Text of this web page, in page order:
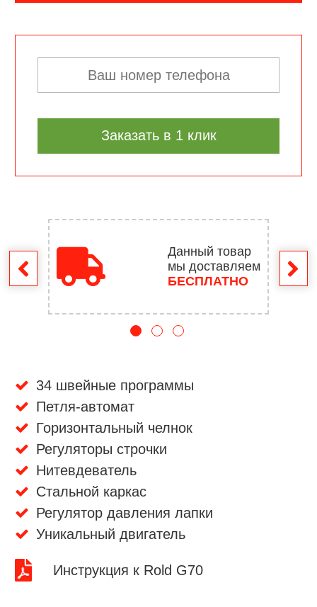
Заказать в 1 клик
Данный товар
мы доставляем
БЕСПЛАТНО
34 швейные программы
Петля-автомат
Горизонтальный челнок
Регуляторы строчки
Нитевдеватель
Стальной каркас
Регулятор давления лапки
Уникальный двигатель
Инструкция к Rold G70